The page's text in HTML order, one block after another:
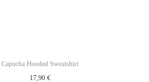
Capucha Hooded Sweatshirt
17,90€